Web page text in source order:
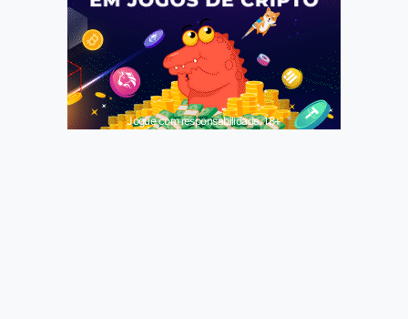
Jogue com responsabilidade. 18+